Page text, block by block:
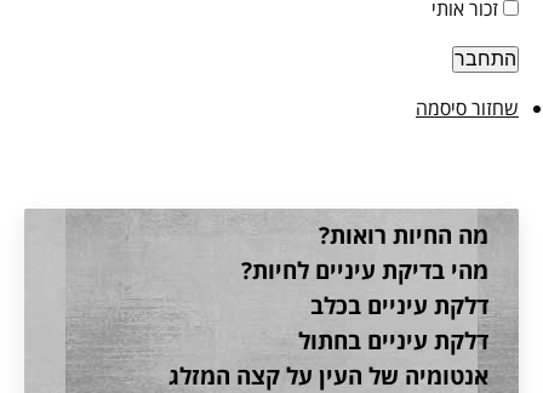
זכור אותי
התחבר
שחזור סיסמה
מה החיות רואות?
מהי בדיקת עיניים לחיות?
דלקת עיניים בכלב
דלקת עיניים בחתול
אנטומיה של העין על קצה המזלג